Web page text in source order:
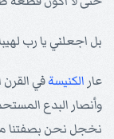
بل اجعلني يا رب
عار الكنيسةفي
وأنصار البدع
نخجل نحن بصفتنا